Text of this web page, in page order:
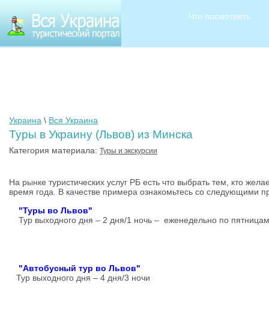
Что посмотреть
Украина \ Вся Украина
Туры в Украину (Львов) из Минска
Категория материала: Туры и экскурсии
На рынке туристических услуг РБ есть что выбрать тем, кто
время года. В качестве примера ознакомьтесь со
"Туры во Львов"
Тур выходного дня – 2 дня/1 ночь – еженедельно по пятницам
"Автобусный тур во Львов"
Тур выходного дня – 4 дня/3 ночи